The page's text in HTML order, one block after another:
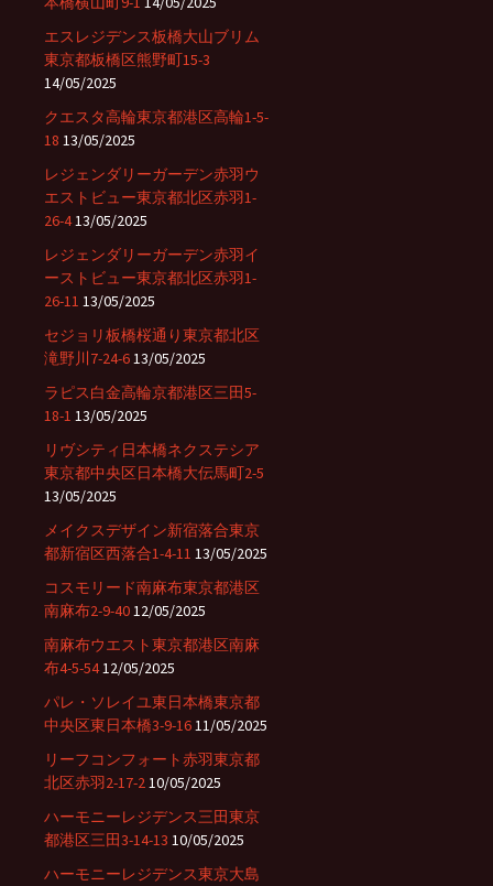
エスレジデンス板橋大山ブリム
東京都板橋区熊野町15-3
14/05/2025
クエスタ高輪東京都港区高輪1-5-
18 13/05/2025
レジェンダリーガーデン赤羽ウ
エストビュー東京都北区赤羽1-
26-413/05/2025
レジェンダリーガーデン赤羽イ
ーストビュー東京都北区赤羽1-
26-11 13/05/2025
セジョリ板橋桜通り東京都北区
滝野川7-24-613/05/2025
ラピス白金高輪京都港区三田5-
18-1 13/05/2025
リヴシティ日本橋ネクステシア
東京都中央区日本橋大伝馬町2-5
13/05/2025
メイクスデザイン新宿落合東京
都新宿区西落合1-4-11 13/05/2025
コスモリード南麻布東京都港区
南麻布2-9-4012/05/2025
南麻布ウエスト東京都港区南麻
布4-5-5412/05/2025
パレ・ソレイユ東日本橋東京都
中央区東日本橋3-9-1611/05/2025
リーフコンフォート赤羽東京都
北区赤羽2-17-210/05/2025
ハーモニーレジデンス三田東京
都港区三田3-14-13 10/05/2025
ハーモニーレジデンス東京大島